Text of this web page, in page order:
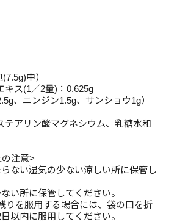
中）
キス(1／2量)：0.625g
、ニンジン1.5g、サンショウ1g）
テアリン酸マグネシウム、乳糖水和
注意>
ない湿気の少ない涼しい所に保管し
い所に保管してください。
りを服用する場合には、袋の口を折
以内に服用してください。